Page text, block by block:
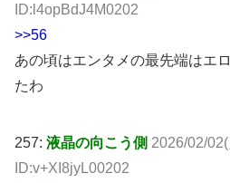
ID:l4opBdJ4M0202
>>56
あの頃はエンタメの最先端はエ
たわ
257: 液晶の向こう側 2026/02/
ID:v+XI8jyL00202